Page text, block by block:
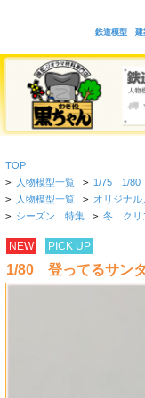
鉄道模型 建
TOP
> 人物模型一覧 > 1/75 1/80
> 人物模型一覧 > オリジナル
> シーズン 特集 > 冬 クリ
NEW PICK UP
1/80 登ってるサンタ